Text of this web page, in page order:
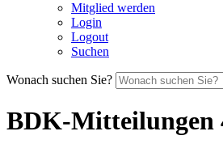
Mitglied werden
Login
Logout
Suchen
Wonach suchen Sie?
BDK-Mitteilungen